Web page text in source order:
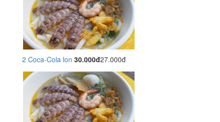
2 Coca-Cola lon 30.000đ27.000đ